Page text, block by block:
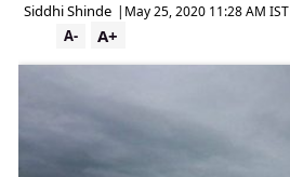
Siddhi Shinde | May 25, 2020 11:28 AM IST
A+
A-